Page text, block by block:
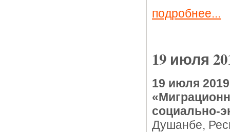
подробнее...
19 июля
19 июля
социально-
Душанбе,